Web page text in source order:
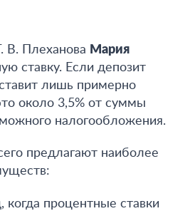
В. Плеханова Мария
ставку. Если депозит
лишь примерно
около 3,5% от суммы
налогообложения.
предлагают наиболее
процентные ставки